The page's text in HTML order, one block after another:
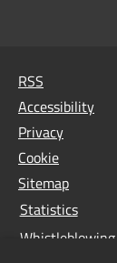
RSS
Accessibility
Privacy
Cookie
Sitemap
Statistics
Whistleblowing